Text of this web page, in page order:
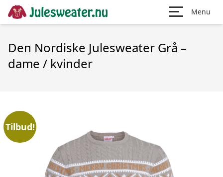
Menu
Den Nordiske Julesweater Grå –
dame / kvinder
Tilbud!